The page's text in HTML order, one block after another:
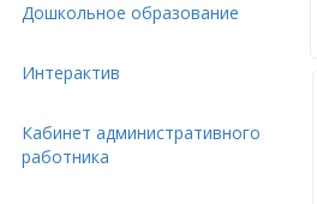
Дошкольное образование
Интерактив
Кабинет административного
работника